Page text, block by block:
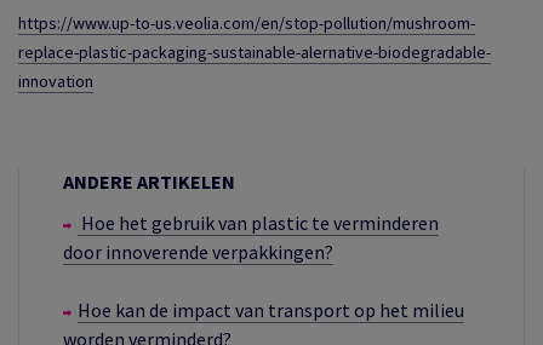
https://www.up-to-us.veolia.com/en/stop-pollution/mushroom-
replace-plastic-packaging-sustainable-alernative-biodegradable-
innovation
ANDERE ARTIKELEN
Hoe het gebruik van plastic te verminderen
door innoverende verpakkingen?
Hoe kan de impact van transport op het milieu
worden verminderd?